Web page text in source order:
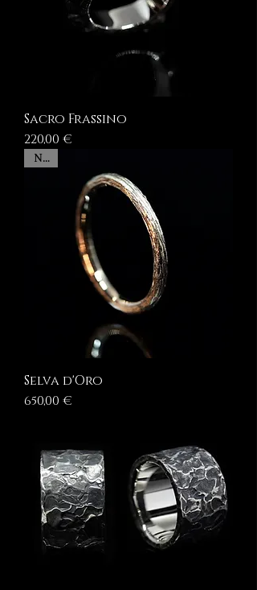
Sacro Frassino
Prezzo
220,00 €
New
Selva d'Oro
Prezzo
650,00 €